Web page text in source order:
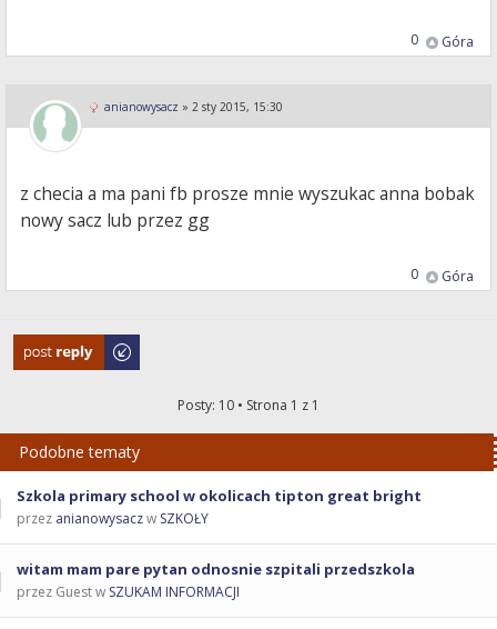
Góra
0
anianowysacz » 2 sty 2015, 15:30
z checia a ma pani fb prosze mnie wyszukac anna bobak
nowy sacz lub przez gg
Góra
0
Odpowiedz
Posty: 10 • Strona 1 z 1
Podobne tematy
Szkola primary school w okolicach tipton great bright
przez anianowysaczw SZKOŁY
witam mam pare pytan odnosnie szpitali przedszkola
przez Guest w SZUKAM INFORMACJI